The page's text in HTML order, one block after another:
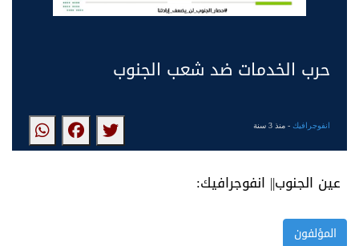
حرب الخدمات ضد شعب الجنوب
انفوجرافيك- منذ 3 سنة
عين الجنوب|| انفوجرافيك:
المؤلفون